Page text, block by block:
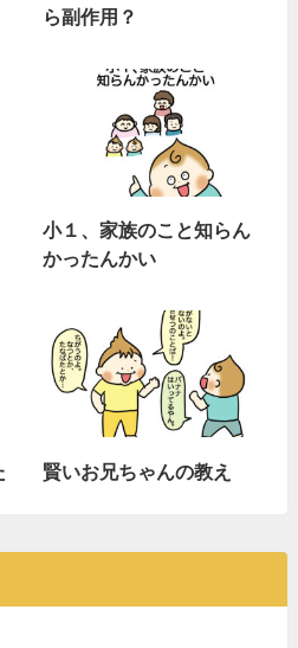
ら副作用？
小１、家族のこと知らん
かったんかい
賢いお兄ちゃんの教え